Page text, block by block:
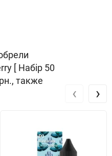
[ Набір 50
также
‹ ›